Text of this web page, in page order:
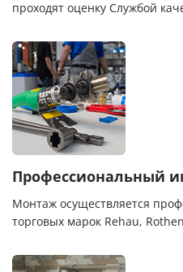
проходят оценку Службой
Профессиональный
Монтаж осуществляется
торговых марок Rehau,